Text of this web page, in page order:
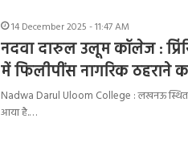
14 December 2025 - 11:47 AM
नदवा दारुल उलूम कॉलेज :
में फिलीपींस नागरिक ठहराने
Nadwa Darul Uloom College : लखनऊ स्थित
आया है.…